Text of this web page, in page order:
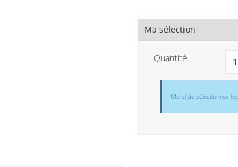
Ma sélection
Quantité
Merci de sélectionner